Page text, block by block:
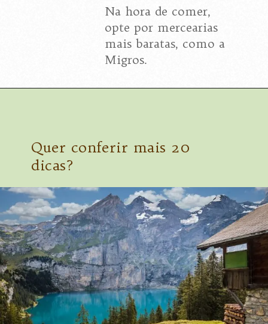
Na hora de comer,
opte por mercearias
mais baratas, como a
Migros.
Quer conferir mais 20
dicas?